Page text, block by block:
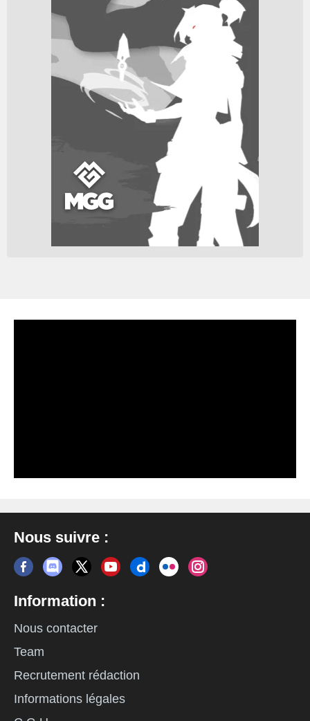
Nous suivre :
Information :
Nous contacter
Team
Recrutement rédaction
Informations légales